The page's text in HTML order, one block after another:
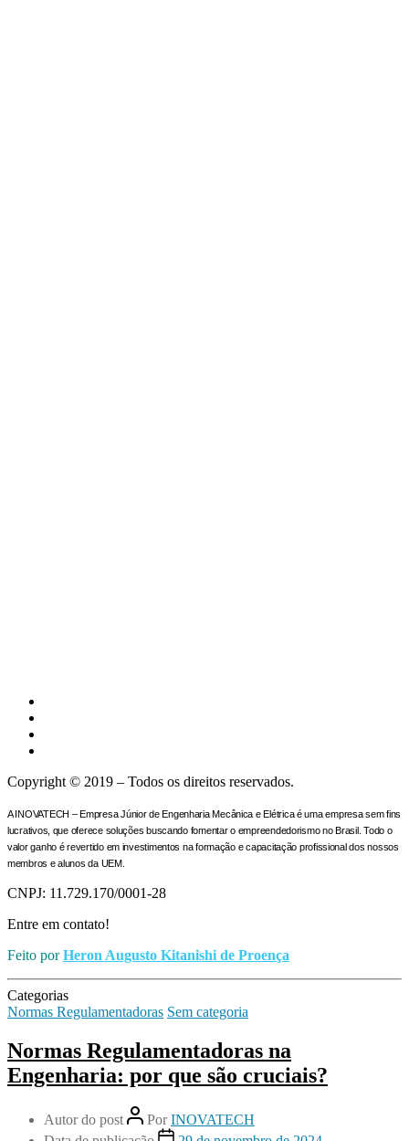
Copyright © 2019 – Todos os direitos reservados.
A INOVATECH – Empresa Júnior de Engenharia Mecânica e Elétrica é uma empresa sem fins
lucrativos, que oferece soluções buscando fomentar o empreendedorismo no Brasil. Todo o
valor ganho é revertido em investimentos na formação e capacitação profissional dos nossos
membros e alunos da UEM.
CNPJ: 11.729.170/0001-28
Entre em contato!
Feito porHeron Augusto Kitanishi de Proença
Categorias
Normas Regulamentadoras Sem categoria
Normas Regulamentadoras na
Engenharia: por que são cruciais?
Autor do post PorINOVATECH